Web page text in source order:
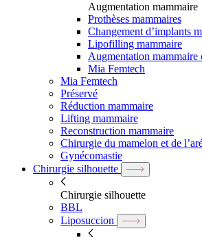
Augmentation mammaire
Prothèses mammaires
Changement d’implants
Lipofilling mammaire
Augmentation mammaire
Mia Femtech
Mia Femtech
Préservé
Réduction mammaire
Lifting mammaire
Reconstruction mammaire
Chirurgie du mamelon et de
Gynécomastie
Chirurgie silhouette
Chirurgie silhouette
BBL
Liposuccion